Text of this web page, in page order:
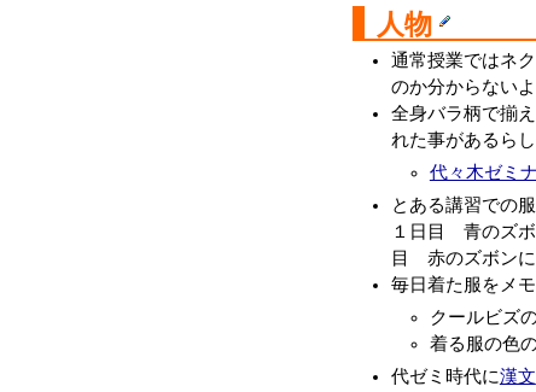
人物
通常授業ではネ
のか分からない
全身バラ柄で揃
れた事があるら
代々木ゼミ
とある講習での
１日目 青のズ
目 赤のズボン
毎日着た服をメ
クールビズ
着る服の色
代ゼミ時代に漢文